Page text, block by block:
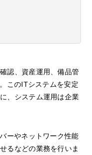
認、資産運用、備品管
このITシステムを安定
、システム運用は企業
ーやネットワーク性能
るなどの業務を行いま